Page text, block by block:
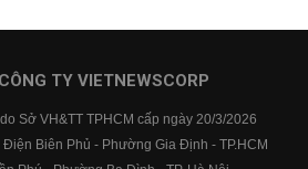
BIDV
Vietcombank
TY VIETNEWSCORP
Sở VH&TT TPHCM cấp ngày 20/3/2026
Biên Phủ - Phường Gia Định - TP.HCM